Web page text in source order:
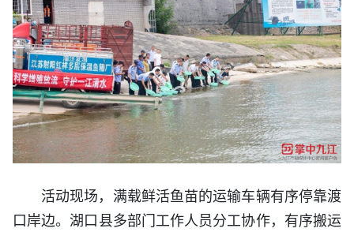
活动现场，满载鲜活鱼苗的运输车辆有序停靠渡
口岸边。湖口县多部门工作人员分工协作，有序搬运